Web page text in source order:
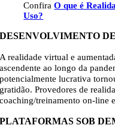
ConfiraO que é
Uso?
DESENVOLVIMENTO
A realidade virtual e
ascendente ao longo da
potencialmente lucrativa
gratidão. Provedores de
coaching/treinamento on-line
PLATAFORMAS SOB